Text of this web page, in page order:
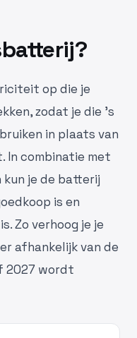
op die je
zodat je die 's
in plaats van
In combinatie met
je de batterij
is en
Zo verhoog je je
afhankelijk van de
2027 wordt